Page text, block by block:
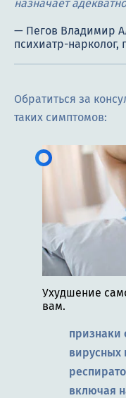
назначает
Обратиться за
таких симптомов:
Ухудшение
вам.
признаки
вирусных
включая